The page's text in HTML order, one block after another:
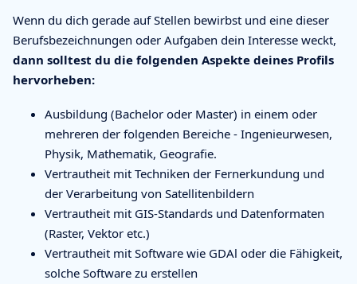
Wenn du dich gerade auf Stellen bewirbst und eine dieser
Berufsbezeichnungen oder Aufgaben dein Interesse weckt,
dann solltest du die folgenden Aspekte deines Profils
hervorheben:
Ausbildung (Bachelor oder Master) in einem oder
mehreren der folgenden Bereiche - Ingenieurwesen,
Physik, Mathematik, Geografie.
Vertrautheit mit Techniken der Fernerkundung und
der Verarbeitung von Satellitenbildern
Vertrautheit mit GIS-Standards und Datenformaten
(Raster, Vektor etc.)
Vertrautheit mit Software wie GDAl oder die Fähigkeit,
solche Software zu erstellen